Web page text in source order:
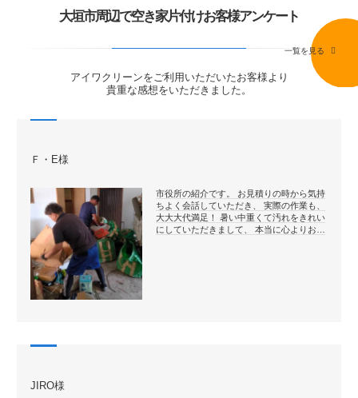
大垣市周辺で空き家片付けお客様アンケート
アイワクリーンをご利用いただいたお客様より
貴重な感想をいただきました。
一覧を見る
Ｆ・E様
市役所の紹介です。 お見積りの時から気持
ちよく会話していただき、 実際の作業も、
大大大代満足！ 暑い中重くて汚れをきれい
にしていただきまして、 本当に心よりお…
JIRO様